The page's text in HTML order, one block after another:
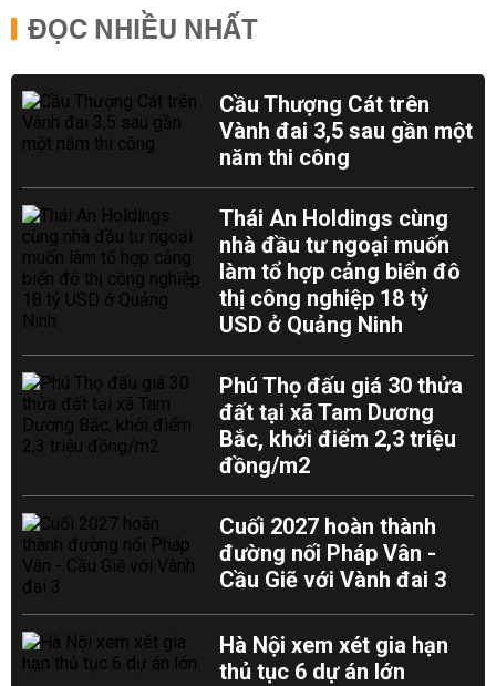
ĐỌC NHIỀU NHẤT
Cầu Thượng Cát trên
Vành đai 3,5 sau gần một
năm thi công
Thái An Holdings cùng
nhà đầu tư ngoại muốn
làm tổ hợp cảng biển đô
thị công nghiệp 18 tỷ
USD ở Quảng Ninh
Phú Thọ đấu giá 30 thửa
đất tại xã Tam Dương
Bắc, khởi điểm 2,3 triệu
đồng/m2
Cuối 2027 hoàn thành
đường nối Pháp Vân -
Cầu Giẽ với Vành đai 3
Hà Nội xem xét gia hạn
thủ tục 6 dự án lớn